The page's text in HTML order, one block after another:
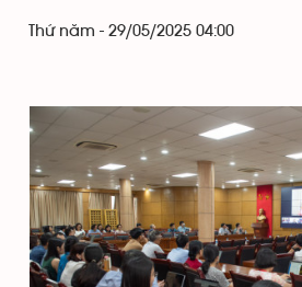
Thứ năm - 29/05/2025 04:00